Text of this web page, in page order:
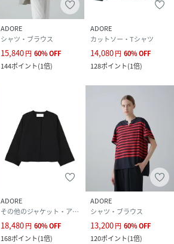
ADORE
シャツ・ブラウス
15,840円 60%OFF
144ポイント(1倍)
ADORE
カットソー・Tシャツ
14,080円 60%OFF
128ポイント(1倍)
ADORE
その他のジャケット・アウター
18,480円 60%OFF
168ポイント(1倍)
ADORE
シャツ・ブラウス
13,200円 60%OFF
120ポイント(1倍)